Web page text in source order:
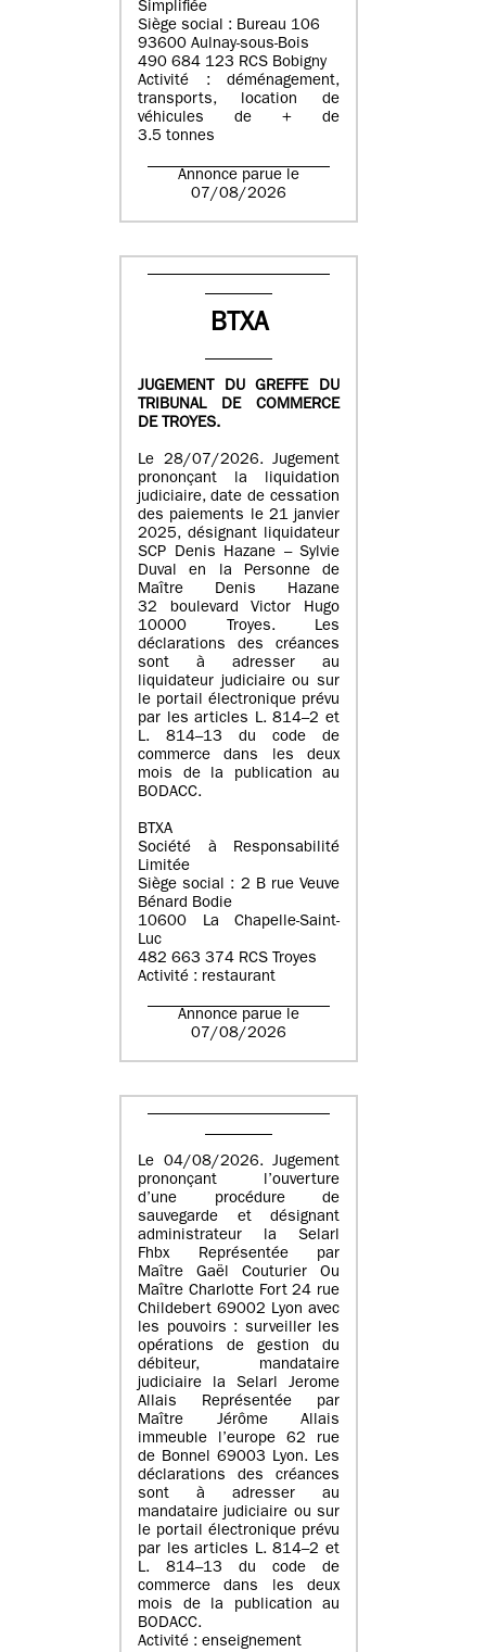
Simplifiée
Siège social : Bureau 106
93600 Aulnay-sous-Bois
490 684 123 RCS Bobigny
Activité : déménagement,
transports, location de
véhicules de + de
3.5 tonnes
Annonce parue le
07/08/2026
BTXA
JUGEMENT DU GREFFE DU
TRIBUNAL DE COMMERCE
DE TROYES.
Le 28/07/2026. Jugement
prononçant la liquidation
judiciaire, date de cessation
des paiements le 21 janvier
2025, désignant liquidateur
SCP Denis Hazane – Sylvie
Duval en la Personne de
Maître Denis Hazane
32 boulevard Victor Hugo
10000 Troyes. Les
déclarations des créances
sont à adresser au
liquidateur judiciaire ou sur
le portail électronique prévu
par les articles L. 814–2 et
L. 814–13 du code de
commerce dans les deux
mois de la publication au
BODACC.
BTXA
Société à Responsabilité
Limitée
Siège social : 2 B rue Veuve
Bénard Bodie
10600 La Chapelle-Saint-
Luc
482 663 374 RCS Troyes
Activité : restaurant
Annonce parue le
07/08/2026
Le 04/08/2026. Jugement
prononçant l’ouverture
d’une procédure de
sauvegarde et désignant
administrateur la Selarl
Fhbx Représentée par
Maître Gaël Couturier Ou
Maître Charlotte Fort 24 rue
Childebert 69002 Lyon avec
les pouvoirs : surveiller les
opérations de gestion du
débiteur, mandataire
judiciaire la Selarl Jerome
Allais Représentée par
Maître Jérôme Allais
immeuble l’europe 62 rue
de Bonnel 69003 Lyon. Les
déclarations des créances
sont à adresser au
mandataire judiciaire ou sur
le portail électronique prévu
par les articles L. 814–2 et
L. 814–13 du code de
commerce dans les deux
mois de la publication au
BODACC.
Activité : enseignement